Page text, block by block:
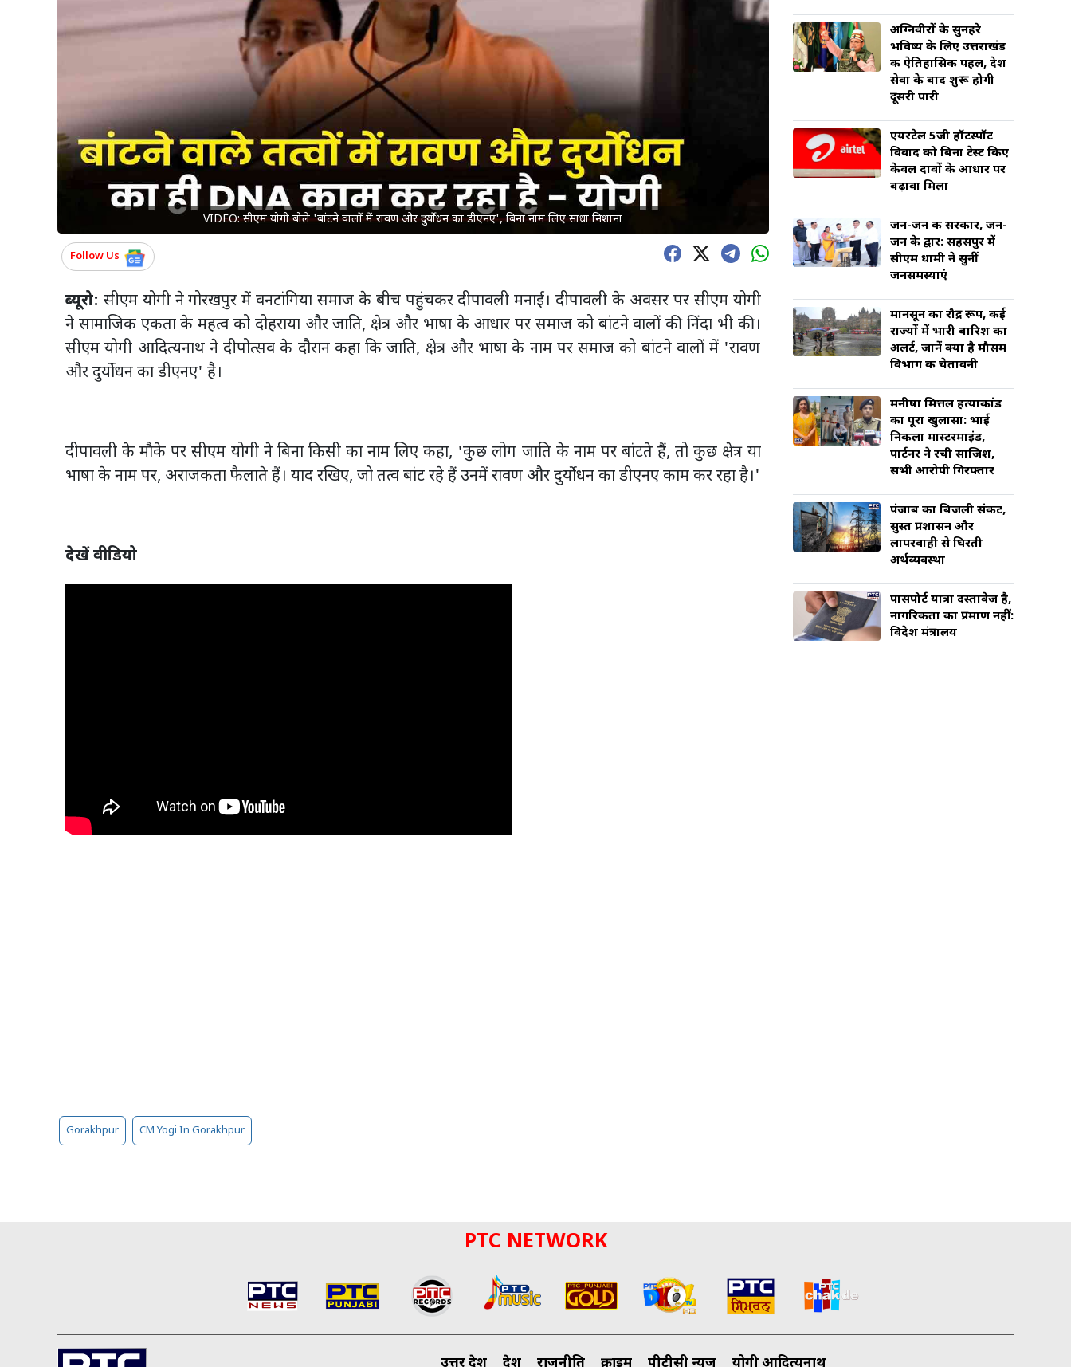
VIDEO: सीएम योगी बोले 'बांटने वालों में रावण और दुर्योधन का डीएनए', बिना नाम लिए साधा निशाना
Follow Us
ब्यूरो: सीएम योगी ने गोरखपुर में वनटांगिया समाज के बीच पहुंचकर दीपावली मनाई। दीपावली के अवसर पर सीएम योगी
ने सामाजिक एकता के महत्व को दोहराया और जाति, क्षेत्र और भाषा के आधार पर समाज को बांटने वालों की निंदा भी की।
सीएम योगी आदित्यनाथ ने दीपोत्सव के दौरान कहा कि जाति, क्षेत्र और भाषा के नाम पर समाज को बांटने वालों में 'रावण
और दुर्योधन का डीएनए' है।
दीपावली के मौके पर सीएम योगी ने बिना किसी का नाम लिए कहा, 'कुछ लोग जाति के नाम पर बांटते हैं, तो कुछ क्षेत्र या
भाषा के नाम पर, अराजकता फैलाते हैं। याद रखिए, जो तत्व बांट रहे हैं उनमें रावण और दुर्योधन का डीएनए काम कर रहा है।'
देखें वीडियो
Gorakhpur CM Yogi In Gorakhpur
अग्निवीरों के सुनहरे
भविष्य के लिए उत्तराखंड
की ऐतिहासिक पहल, देश
सेवा के बाद शुरू होगी
दूसरी पारी
एयरटेल 5जी हॉटस्पॉट
विवाद को बिना टेस्ट किए
केवल दावों के आधार पर
बढ़ावा मिला
जन-जन की सरकार, जन-
जन के द्वार: सहसपुर में
सीएम धामी ने सुनीं
जनसमस्याएं
मानसून का रौद्र रूप, कई
राज्यों में भारी बारिश का
अलर्ट, जानें क्या है मौसम
विभाग की चेतावनी
मनीषा मित्तल हत्याकांड
का पूरा खुलासा: भाई
निकला मास्टरमाइंड,
पार्टनर ने रची साजिश,
सभी आरोपी गिरफ्तार
पंजाब का बिजली संकट,
सुस्त प्रशासन और
लापरवाही से घिरती
अर्थव्यवस्था
पासपोर्ट यात्रा दस्तावेज है,
नागरिकता का प्रमाण नहीं:
विदेश मंत्रालय
PTC NETWORK